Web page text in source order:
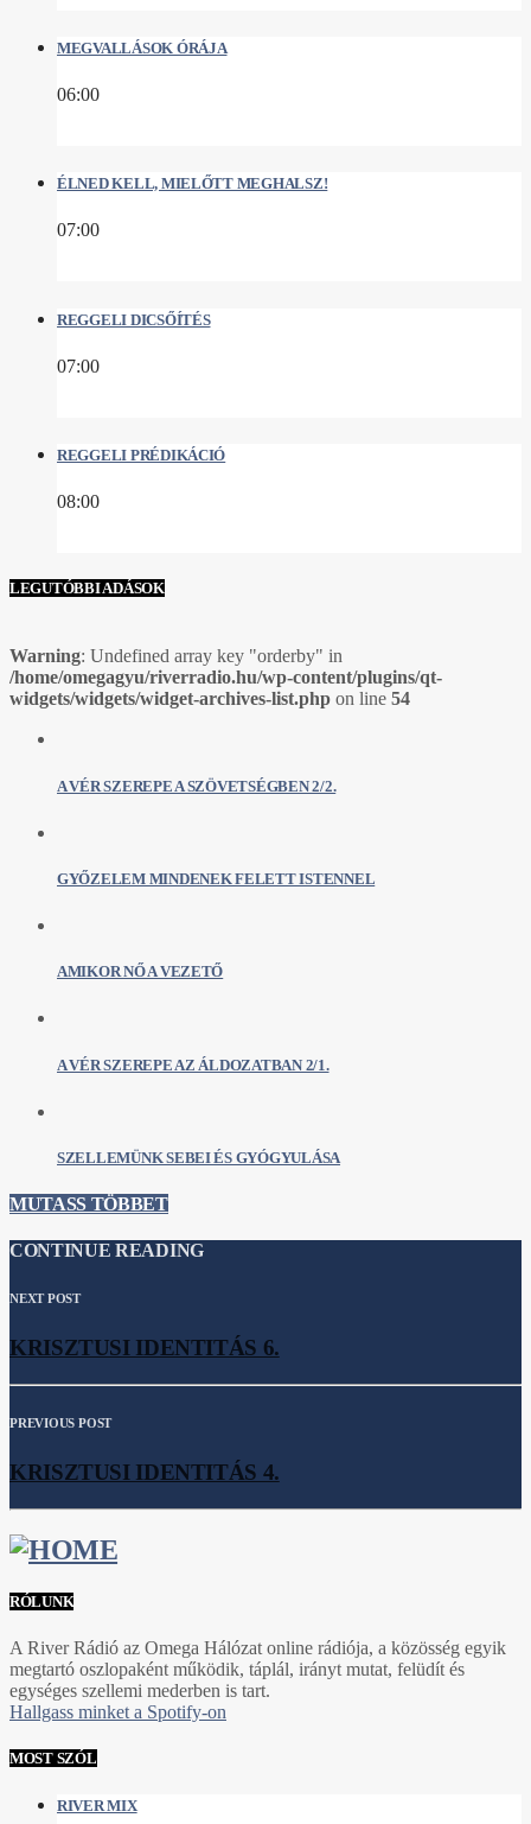
MEGVALLÁSOK ÓRÁJA
06:00
ÉLNED KELL, MIELŐTT MEGHALSZ!
07:00
REGGELI DICSŐÍTÉS
07:00
REGGELI PRÉDIKÁCIÓ
08:00
LEGUTÓBBI ADÁSOK
Warning: Undefined array key "orderby" in
/home/omegagyu/riverradio.hu/wp-content/plugins/qt-
widgets/widgets/widget-archives-list.php on line 54
A VÉR SZEREPE A SZÖVETSÉGBEN 2/2.
GYŐZELEM MINDENEK FELETT ISTENNEL
AMIKOR NŐ A VEZETŐ
A VÉR SZEREPE AZ ÁLDOZATBAN 2/1.
SZELLEMÜNK SEBEI ÉS GYÓGYULÁSA
MUTASS TÖBBET
CONTINUE READING
NEXT POST
KRISZTUSI IDENTITÁS 6.
PREVIOUS POST
KRISZTUSI IDENTITÁS 4.
RÓLUNK
A River Rádió az Omega Hálózat online rádiója, a közösség egyik
megtartó oszlopaként működik, táplál, irányt mutat, felüdít és
egységes szellemi mederben is tart.
Hallgass minket a Spotify-on
MOST SZÓL
RIVER MIX